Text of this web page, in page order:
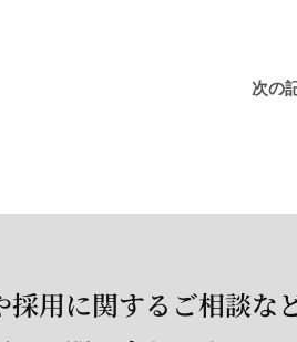
次の
採用に関するご相談な